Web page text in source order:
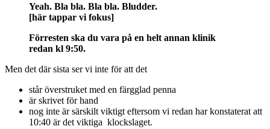
Yeah. Bla bla. Bla bla. Bludder.
[här tappar vi fokus]
Förresten ska du vara på en helt annan klinik
redan kl 9:50.
Men det där sista ser vi inte för att det
står överstruket med en färgglad penna
är skrivet för hand
nog inte är särskilt viktigt eftersom vi redan har konstaterat att
10:40 är det viktiga klockslaget.